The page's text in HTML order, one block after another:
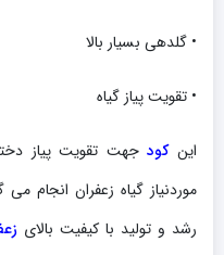
• گلدهی بسیار بالا
• تقویت پیاز گیاه
اینکودجهت تقویت پیاز
موردنیاز گیاه زعفران انجام می
رشد و تولید با کیفیت بالای